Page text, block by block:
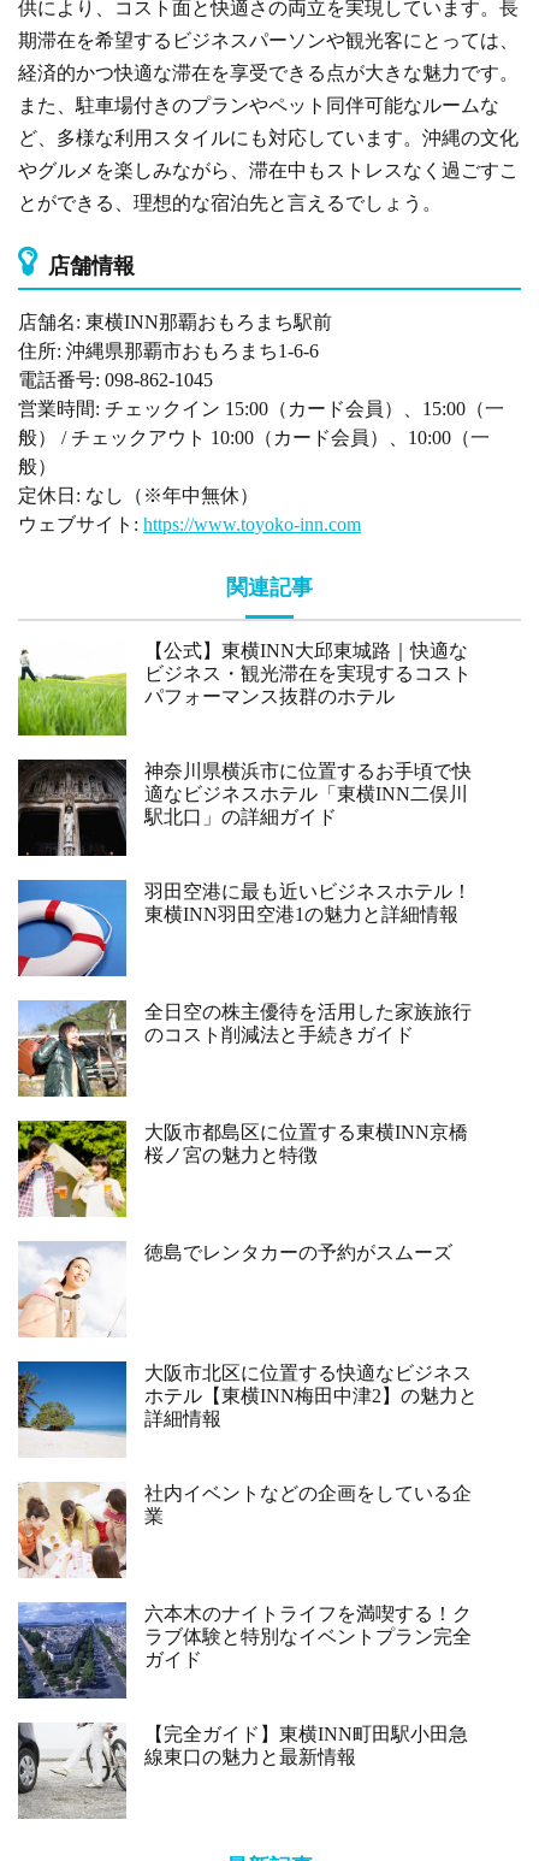
供により、コスト面と快適さの両立を実現しています。長
期滞在を希望するビジネスパーソンや観光客にとっては、
経済的かつ快適な滞在を享受できる点が大きな魅力です。
また、駐車場付きのプランやペット同伴可能なルームな
ど、多様な利用スタイルにも対応しています。沖縄の文化
やグルメを楽しみながら、滞在中もストレスなく過ごすこ
とができる、理想的な宿泊先と言えるでしょう。
店舗情報
店舗名: 東横INN那覇おもろまち駅前
住所: 沖縄県那覇市おもろまち1-6-6
電話番号: 098-862-1045
営業時間: チェックイン 15:00（カード会員）、15:00（一
般） / チェックアウト 10:00（カード会員）、10:00（一
般）
定休日: なし（※年中無休）
ウェブサイト: https://www.toyoko-inn.com
関連記事
【公式】東横INN大邱東城路｜快適な
ビジネス・観光滞在を実現するコスト
パフォーマンス抜群のホテル
神奈川県横浜市に位置するお手頃で快
適なビジネスホテル「東横INN二俣川
駅北口」の詳細ガイド
羽田空港に最も近いビジネスホテル！
東横INN羽田空港1の魅力と詳細情報
全日空の株主優待を活用した家族旅行
のコスト削減法と手続きガイド
大阪市都島区に位置する東横INN京橋
桜ノ宮の魅力と特徴
徳島でレンタカーの予約がスムーズ
大阪市北区に位置する快適なビジネス
ホテル【東横INN梅田中津2】の魅力と
詳細情報
社内イベントなどの企画をしている企
業
六本木のナイトライフを満喫する！ク
ラブ体験と特別なイベントプラン完全
ガイド
【完全ガイド】東横INN町田駅小田急
線東口の魅力と最新情報